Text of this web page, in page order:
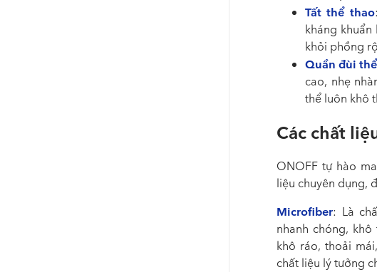
Tất thể thao
kháng
khỏi phồng
Quần đùi
cao, nhẹ
thể luôn khô
Các chất
ONOFF tự hào
liệu chuyên dụng,
Microfiber: Là
nhanh chóng,
khô ráo, thoải
chất liệu lý tưởng